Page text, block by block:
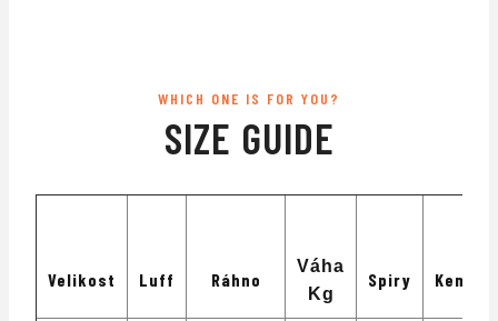
WHICH ONE IS FOR YOU?
SIZE GUIDE
Velikost Luff Ráhno
Váha
Kg
Spiry Kembry